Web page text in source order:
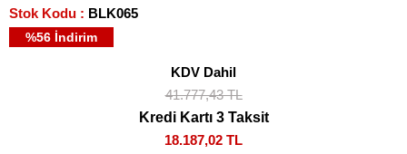
Stok Kodu
BLK065
%56 İndirim
KDV Dahil
41.777,43 TL
Kredi Kartı 3 Taksit
18.187,02 TL